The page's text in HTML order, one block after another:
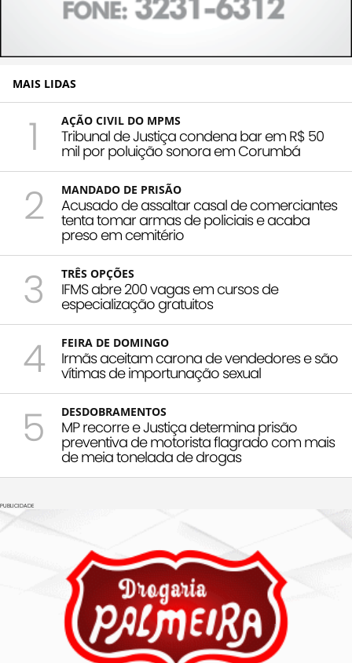
MAIS LIDAS
1 AÇÃO CIVIL DO MPMS
Tribunal de Justiça condena bar em R$ 50
mil por poluição sonora em Corumbá
2 MANDADO DE PRISÃO
Acusado de assaltar casal de comerciantes
tenta tomar armas de policiais e acaba
preso em cemitério
3 TRÊS OPÇÕES
IFMS abre 200 vagas em cursos de
especialização gratuitos
4 FEIRA DE DOMINGO
Irmãs aceitam carona de vendedores e são
vítimas de importunação sexual
5 DESDOBRAMENTOS
MP recorre e Justiça determina prisão
preventiva de motorista flagrado com mais
de meia tonelada de drogas
PUBLICIDADE